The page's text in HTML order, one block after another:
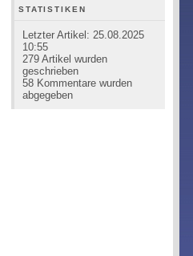
STATISTIKEN
Letzter Artikel: 25.08.2025
10:55
279Artikel wurden
geschrieben
58Kommentare wurden
abgegeben